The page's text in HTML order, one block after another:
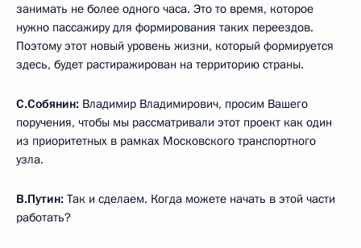
занимать не более одного часа. Это то время, которое
нужно пассажиру для формирования таких переездов.
Поэтому этот новый уровень жизни, который формируется
здесь, будет растиражирован на территорию страны.
С.Собянин: Владимир Владимирович, просим Вашего
поручения, чтобы мы рассматривали этот проект как один
из приоритетных в рамках Московского транспортного
узла.
В.Путин: Так и сделаем. Когда можете начать в этой части
работать?